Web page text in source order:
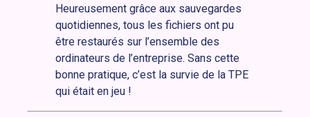
Heureusement grâce aux sauvegardes
quotidiennes, tous les fichiers ont pu
être restaurés sur l’ensemble des
ordinateurs de l’entreprise. Sans cette
bonne pratique, c’est la survie de la TPE
qui était en jeu !